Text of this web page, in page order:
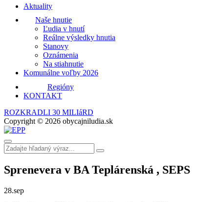
Aktuality
Naše hnutie
Ľudia v hnutí
Reálne výsledky hnutia
Stanovy
Oznámenia
Na stiahnutie
Komunálne voľby 2026
Regióny
KONTAKT
ROZKRADLI 30 MILIáRD
Copyright © 2026 obycajniludia.sk
Sprenevera v BA Teplárenská , SEPS
28.sep